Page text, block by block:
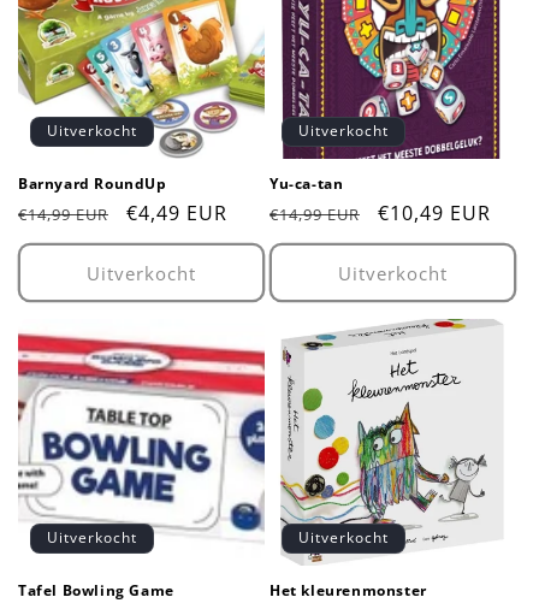
Uitverkocht
Barnyard RoundUp
Normale
prijs
€14,99 EUR Aanbiedingsprijs
€4,49 EUR
Uitverkocht
Uitverkocht
Yu-ca-tan
Normale
prijs
€14,99 EUR €10,49 EUR
Uitverkocht
Uitverkocht
Tafel Bowling Game
Uitverkocht
Het kleurenmonster